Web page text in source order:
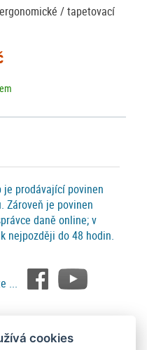
/ tapetovací
je prodávající povinen
Zároveň je povinen
daně online; v
nejpozději do 48 hodin.
...
cookies